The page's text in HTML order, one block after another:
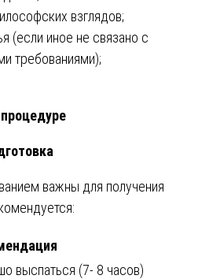
взглядов;
(если иное не связано с
требованиями);
важны для получения
выспаться (7- 8 часов)